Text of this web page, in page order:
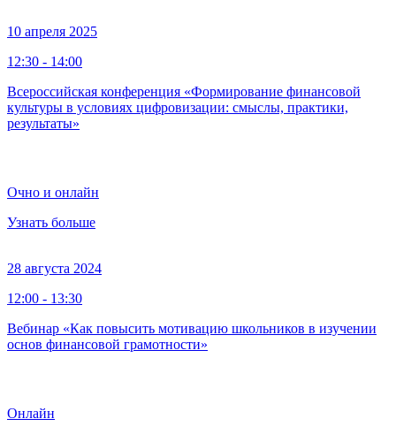
10 апреля 2025
12:30 - 14:00
Всероссийская конференция «Формирование финансовой
культуры в условиях цифровизации: смыслы, практики,
результаты»
Очно и онлайн
Узнать больше
28 августа 2024
12:00 - 13:30
Вебинар «Как повысить мотивацию школьников в изучении
основ финансовой грамотности»
Онлайн